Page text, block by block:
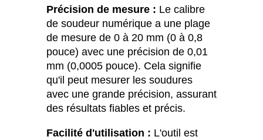
Précision de mesure : Le calibre
de soudeur numérique a une plage
de mesure de 0 à 20 mm (0 à 0,8
pouce) avec une précision de 0,01
mm (0,0005 pouce). Cela signifie
qu'il peut mesurer les soudures
avec une grande précision, assurant
des résultats fiables et précis.
Facilité d'utilisation : L'outil est